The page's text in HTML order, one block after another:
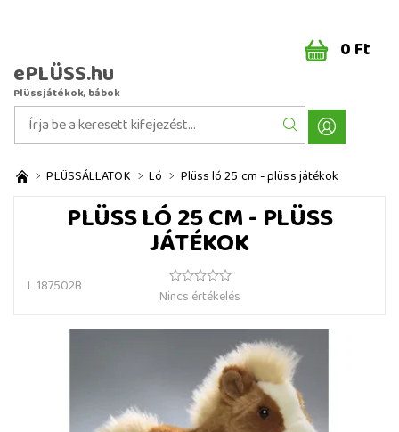
ePLÜSS.hu
Plüssjátékok, bábok
0 Ft
PLÜSSÁLLATOK Ló Plüss ló 25 cm - plüss játékok
PLÜSS LÓ 25 CM - PLÜSS
JÁTÉKOK
L 187502B
Nincs értékelés